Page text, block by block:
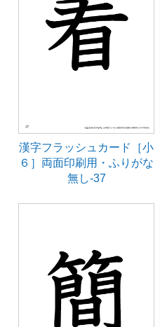
漢字フラッシュカード［小
６］両面印刷用・ふりがな
無し-37